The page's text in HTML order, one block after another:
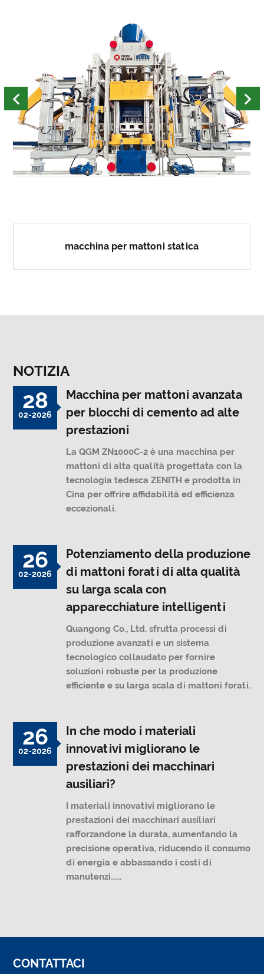
macchina per mattoni statica
NOTIZIA
Macchina per mattoni avanzata
per blocchi di cemento ad alte
prestazioni
La QGM ZN1000C-2 è una macchina per
mattoni di alta qualità progettata con la
tecnologia tedesca ZENITH e prodotta in
Cina per offrire affidabilità ed efficienza
eccezionali.
28
02-2026
Potenziamento della produzione
di mattoni forati di alta qualità
su larga scala con
apparecchiature intelligenti
Quangong Co., Ltd. sfrutta processi di
produzione avanzati e un sistema
tecnologico collaudato per fornire
soluzioni robuste per la produzione
efficiente e su larga scala di mattoni forati.
26
02-2026
In che modo i materiali
innovativi migliorano le
prestazioni dei macchinari
ausiliari?
I materiali innovativi migliorano le
prestazioni dei macchinari ausiliari
rafforzandone la durata, aumentando la
precisione operativa, riducendo il consumo
di energia e abbassando i costi di
manutenzi......
26
02-2026
CONTATTACI